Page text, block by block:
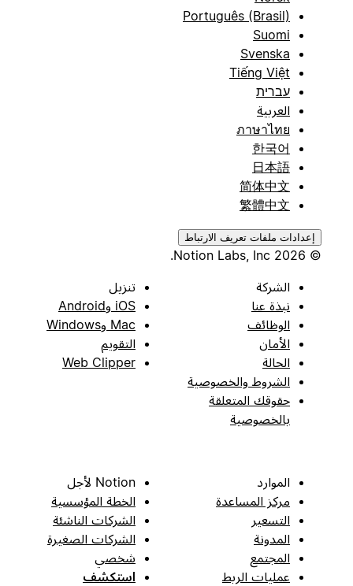
Português (Brasil)
Suomi
Svenska
Tiếng Việt
עברית
العربية
ภาษาไทย
한국어
日本語
简体中文
繁體中文
إعدادات ملفات تعريف الارتباط
الشركة
نبذة عنا
الوظائف
الأمان
الحالة
الشروط والخصوصية
حقوقك المتعلقة
بالخصوصية
تنزيل
iOS وAndroid
Mac وWindows
التقويم
Web Clipper
الموارد
مركز المساعدة
التسعير
المدونة
المجتمع
عمليات الربط
Notion لأجل
الخطة المؤسسية
الشركات الناشئة
الشركات الصغيرة
شخصي
استكشف